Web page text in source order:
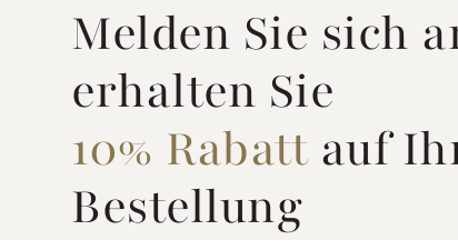
Melden Sie sich
erhalten Sie
10% Rabattauf
Bestellung